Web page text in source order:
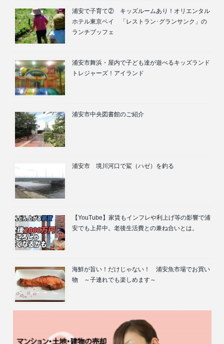
浦安で子育て② キッズルームあり！オリエンタル
ホテル東京ベイ 「レストラン･グランサンク」の
ランチブッフェ
浦安市舞浜・屋内で子ども達が遊べるキッズランド
トレジャーズ！アイランド
浦安市中央図書館のご紹介
浦安市 境川河口で鯊（ハゼ）を釣る
【YouTube】家賃もインフレや利上げ等の影響で浦
安でも上昇中。老後生活費との兼ね合いとは。
海鮮が旨い！だけじゃない！ 浦安魚市場でお買い
物 ～子連れでも楽しめます～